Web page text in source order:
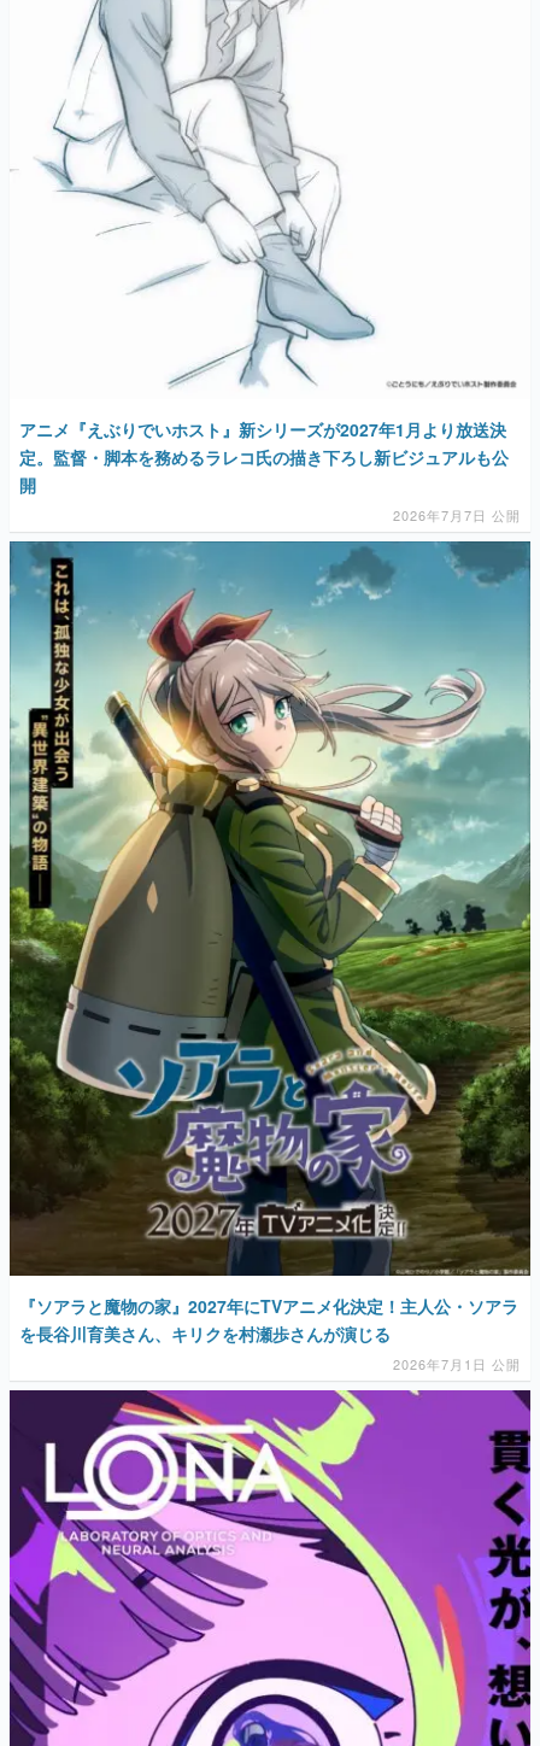
アニメ『えぶりでいホスト』新シリーズが2027年1月より放送決
定。監督・脚本を務めるラレコ氏の描き下ろし新ビジュアルも公
開
2026年7月7日 公開
『ソアラと魔物の家』2027年にTVアニメ化決定！主人公・ソアラ
を長谷川育美さん、キリクを村瀬歩さんが演じる
2026年7月1日 公開